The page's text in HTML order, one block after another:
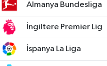
Almanya Bundesliga
İngiltere Premier Lig
İspanya La Liga